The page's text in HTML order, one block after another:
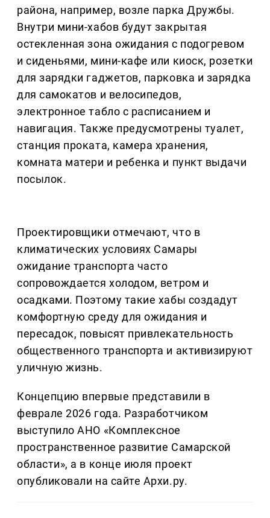
района, например, возле парка Дружбы.
Внутри мини-хабов будут закрытая
остекленная зона ожидания с подогревом
и сиденьями, мини-кафе или киоск, розетки
для зарядки гаджетов, парковка и зарядка
для самокатов и велосипедов,
электронное табло с расписанием и
навигация. Также предусмотрены туалет,
станция проката, камера хранения,
комната матери и ребенка и пункт выдачи
посылок.
Проектировщики отмечают, что в
климатических условиях Самары
ожидание транспорта часто
сопровождается холодом, ветром и
осадками. Поэтому такие хабы создадут
комфортную среду для ожидания и
пересадок, повысят привлекательность
общественного транспорта и активизируют
уличную жизнь.
Концепцию впервые представили в
феврале 2026 года. Разработчиком
выступило АНО «Комплексное
пространственное развитие Самарской
области», а в конце июля проект
опубликовали на сайте Архи.ру.